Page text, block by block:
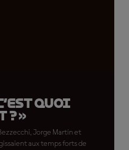
quoi
? »
Jorge Martín et
aux temps forts de